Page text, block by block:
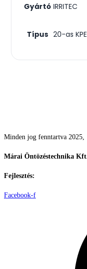
Gyártó IRRITEC
Típus 20-as
Minden jog fenntartva 2025,
Márai Öntözéstechnika
Fejlesztés:
Facebook-f